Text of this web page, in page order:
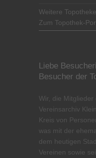
Weitere
Zum Topothek-
Liebe
Besucher der
Wir, die
Vereinsarchiv
Kreis von
was mit der
dem heutigen
Vereinen sowie